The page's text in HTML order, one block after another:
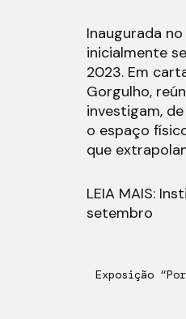
Inaugurada
inicialmente
2023. Em
Gorgulho,
investigam,
o espaço
que
LEIA MAIS:
setembro
Exposição